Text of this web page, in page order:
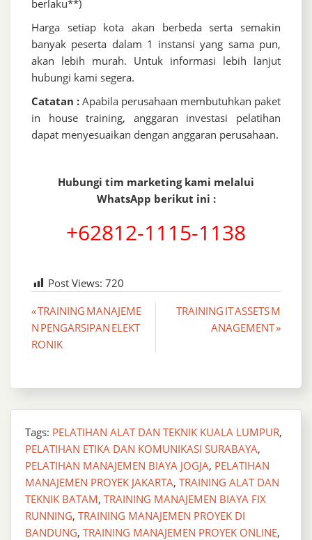
berlaku**)
Harga setiap kota akan berbeda serta semakin
banyak peserta dalam 1 instansi yang sama pun,
akan lebih murah. Untuk informasi lebih lanjut
hubungi kami segera.
Catatan : Apabila perusahaan membutuhkan paket
in house training, anggaran investasi pelatihan
dapat menyesuaikan dengan anggaran perusahaan.
Hubungi tim marketing kami melalui
WhatsApp berikut ini :
+62812-1115-1138
Post Views: 720
Post
navigation
« TRAINING MANAJEME
N PENGARSIPAN ELEKT
RONIK
TRAINING IT ASSETS M
ANAGEMENT »
Tags: PELATIHAN ALAT DAN TEKNIK KUALA LUMPUR,
PELATIHAN ETIKA DAN KOMUNIKASI SURABAYA,
PELATIHAN MANAJEMEN BIAYA JOGJA, PELATIHAN
MANAJEMEN PROYEK JAKARTA, TRAINING ALAT DAN
TEKNIK BATAM, TRAINING MANAJEMEN BIAYA FIX
RUNNING, TRAINING MANAJEMEN PROYEK DI
BANDUNG, TRAINING MANAJEMEN PROYEK ONLINE,